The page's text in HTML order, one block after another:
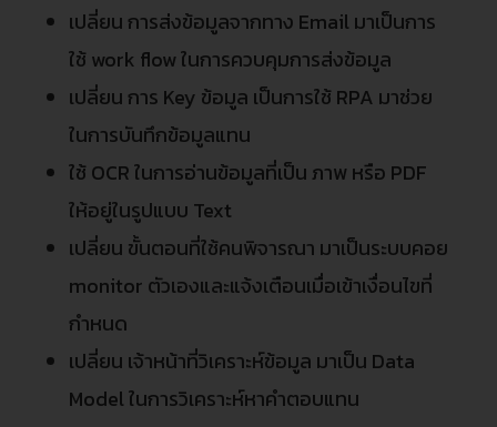
เปลี่ยน การส่งข้อมูลจากทาง Email มาเป็นการ
ใช้ work flow ในการควบคุมการส่งข้อมูล
เปลี่ยน การ Key ข้อมูล เป็นการใช้ RPA มาช่วย
ในการบันทึกข้อมูลแทน
ใช้ OCR ในการอ่านข้อมูลที่เป็น ภาพ หรือ PDF
ให้อยู่ในรูปแบบ Text
เปลี่ยน ขั้นตอนที่ใช้คนพิจารณา มาเป็นระบบคอย
monitor ตัวเองและแจ้งเตือนเมื่อเข้าเงื่อนไขที่
กำหนด
เปลี่ยน เจ้าหน้าที่วิเคราะห์ข้อมูล มาเป็น Data
Model ในการวิเคราะห์หาคำตอบแทน